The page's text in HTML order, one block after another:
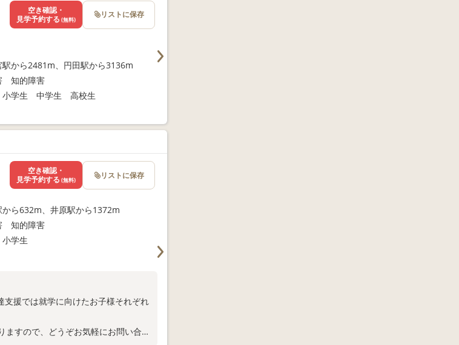
駅から2481m、円田駅から3136m
知的障害
学生 中学生 高校生
空き確認・
見学予約する (無料) リストに保存
から632m、井原駅から1372m
知的障害
学生
支援では就学に向けたお子様それぞれ
すので、どうぞお気軽にお問い合わ
空き確認・
見学予約する (無料) リストに保存